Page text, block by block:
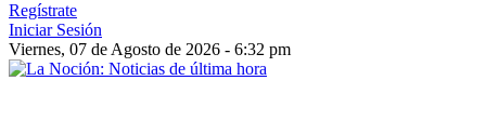
Regístrate
Iniciar Sesión
Viernes, 07 de Agosto de 2026 - 6:32 pm